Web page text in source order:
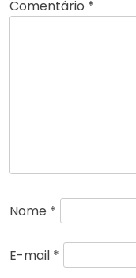
Comentário *
Nome *
E-mail *